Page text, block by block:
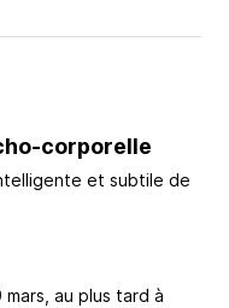
corporelle
et subtile de
au plus tard à